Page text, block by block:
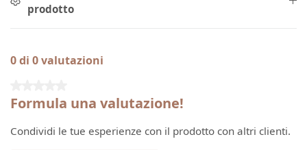
prodotto
0 di 0 valutazioni
Formula una valutazione!
Condividi le tue esperienze con il prodotto con altri clienti.